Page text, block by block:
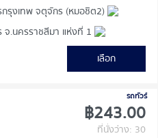
รุงเทพ จตุจักร (หมอชิต2)
จ.นครราชสีมา แห่งที่ 1
เลือก
รถทัวร์
฿243.00
ที่นั่งว่าง: 30